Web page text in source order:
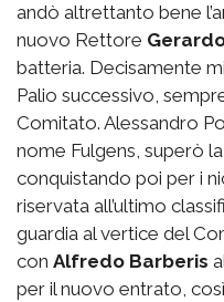
andò altrettanto bene
nuovo Rettore
batteria. Decisamente
Palio successivo,
Comitato. Alessandro
nome Fulgens, superò
conquistando poi per i
riservata all’ultimo
guardia al vertice del
con Alfredo Barberis
per il nuovo entrato,